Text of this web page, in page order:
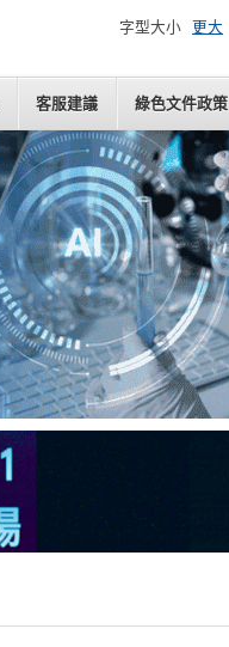
客服建議 綠色文件政策
字型大小 更大